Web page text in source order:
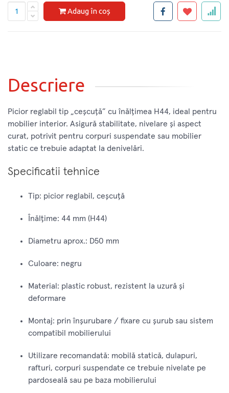
Adaug în coș
Descriere
Picior reglabil tip „ceșcuță” cu înălțimea H44, ideal pentru
mobilier interior. Asigură stabilitate, nivelare și aspect
curat, potrivit pentru corpuri suspendate sau mobilier
static ce trebuie adaptat la denivelări.
Specificatii tehnice
Tip: picior reglabil, ceșcuță
Înălțime: 44 mm (H44)
Diametru aprox.: D50 mm
Culoare: negru
Material: plastic robust, rezistent la uzură şi
deformare
Montaj: prin înşurubare / fixare cu şurub sau sistem
compatibil mobilierului
Utilizare recomandată: mobilă statică, dulapuri,
rafturi, corpuri suspendate ce trebuie nivelate pe
pardoseală sau pe baza mobilierului